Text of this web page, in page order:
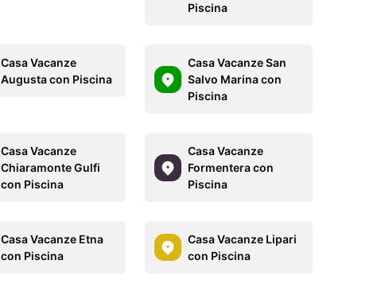
Piscina
Casa Vacanze
Augusta con Piscina
Casa Vacanze San
Salvo Marina con
Piscina
Casa Vacanze
Chiaramonte Gulfi
con Piscina
Casa Vacanze
Formentera con
Piscina
Casa Vacanze Etna
con Piscina
Casa Vacanze Lipari
con Piscina